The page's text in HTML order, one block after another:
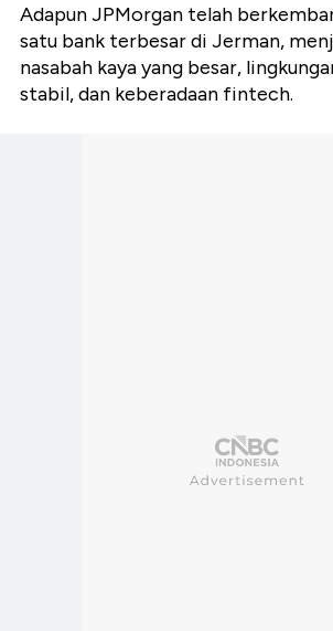
Adapun JPMorgan telah
satu bank terbesar di Jerman,
nasabah kaya yang besar,
stabil, dan keberadaan fintech.